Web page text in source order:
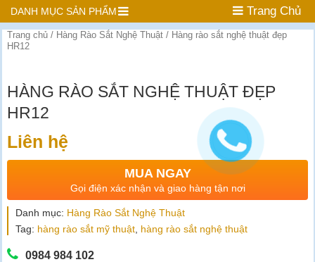
DANH MỤC SẢN PHẨM Trang Chủ
Trang chủ / Hàng Rào Sắt Nghệ Thuật / Hàng rào sắt nghệ thuật đẹp
HR12
HÀNG RÀO SẮT NGHỆ THUẬT ĐẸP
HR12
Liên hệ
MUA NGAY
Gọi điện xác nhận và giao hàng tận nơi
Danh mục: Hàng Rào Sắt Nghệ Thuật
Tag: hàng rào sắt mỹ thuật hàng rào sắt nghệ thuật
0984 984 102